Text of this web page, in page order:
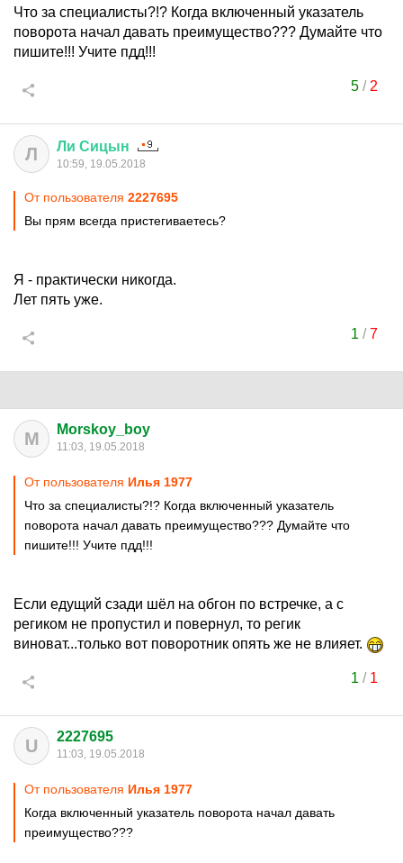
Что за специалисты?!? Когда включенный указатель
поворота начал давать преимущество??? Думайте что
пишите!!! Учите пдд!!!
5/ 2
Л Ли Сицын
10:59, 19.05.2018
От пользователя 2227695
Вы прям всегда пристегиваетесь?
Я - практически никогда.
Лет пять уже.
1 /7
M Morskoy_boy
11:03, 19.05.2018
От пользователя Илья 1977
Что за специалисты?!? Когда включенный указатель
поворота начал давать преимущество??? Думайте что
пишите!!! Учите пдд!!!
Если едущий сзади шёл на обгон по встречке, а с
региком не пропустил и повернул, то регик
виноват...только вот поворотник опять же не влияет.
1 / 1
U 2227695
11:03, 19.05.2018
От пользователя Илья 1977
Когда включенный указатель поворота начал давать
преимущество???